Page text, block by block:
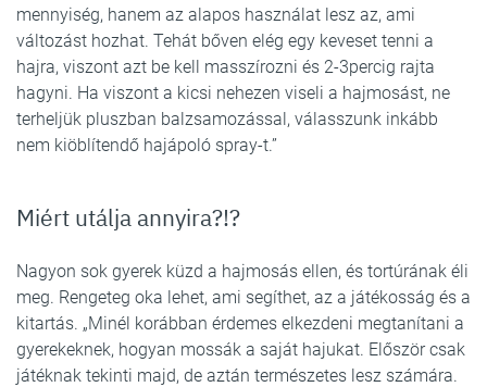
mennyiség, hanem az alapos használat lesz az, ami
változást hozhat. Tehát bőven elég egy keveset tenni a
hajra, viszont azt be kell masszírozni és 2-3percig rajta
hagyni. Ha viszont a kicsi nehezen viseli a hajmosást, ne
terheljük pluszban balzsamozással, válasszunk inkább
nem kiöblítendő hajápoló spray-t.”
Miért utálja annyira?!?
Nagyon sok gyerek küzd a hajmosás ellen, és tortúrának éli
meg. Rengeteg oka lehet, ami segíthet, az a játékosság és a
kitartás. „Minél korábban érdemes elkezdeni megtanítani a
gyerekeknek, hogyan mossák a saját hajukat. Először csak
játéknak tekinti majd, de aztán természetes lesz számára.